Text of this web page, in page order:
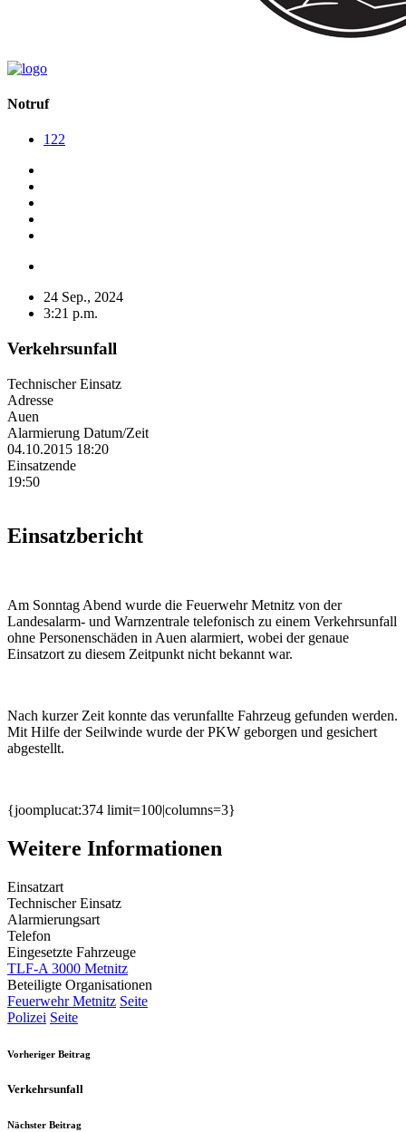
Notruf
122
24 Sep., 2024
3:21 p.m.
Verkehrsunfall
Technischer Einsatz
Adresse
Auen
Alarmierung Datum/Zeit
04.10.2015 18:20
Einsatzende
19:50
Einsatzbericht
Am Sonntag Abend wurde die Feuerwehr Metnitz von der
Landesalarm- und Warnzentrale telefonisch zu einem Verkehrsunfall
ohne Personenschäden in Auen alarmiert, wobei der genaue
Einsatzort zu diesem Zeitpunkt nicht bekannt war.
Nach kurzer Zeit konnte das verunfallte Fahrzeug gefunden werden.
Mit Hilfe der Seilwinde wurde der PKW geborgen und gesichert
abgestellt.
{joomplucat:374 limit=100|columns=3}
Weitere Informationen
Einsatzart
Technischer Einsatz
Alarmierungsart
Telefon
Eingesetzte Fahrzeuge
TLF-A 3000 Metnitz
Beteiligte Organisationen
Feuerwehr Metnitz Seite
Polizei Seite
Vorheriger Beitrag
Verkehrsunfall
Nächster Beitrag